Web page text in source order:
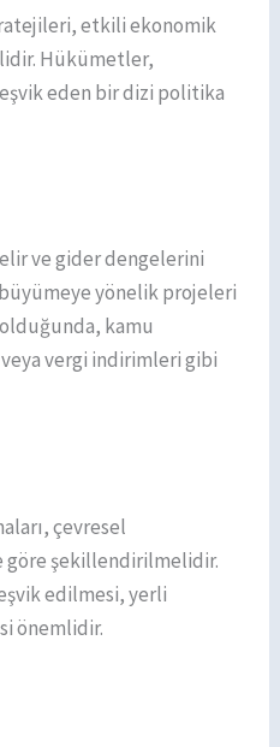
etkili ekonomik
Hükümetler,
eden bir dizi politika
ve gider dengelerini
yönelik projeleri
kamu
veya vergi indirimleri gibi
çevresel
şekillendirilmelidir.
edilmesi, yerli
önemlidir.